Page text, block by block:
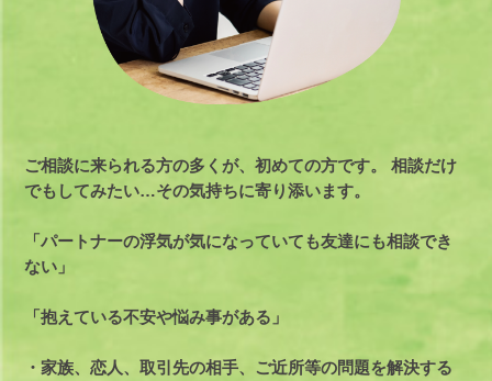
ご相談に来られる方の多くが、初めての方です。
相談だけ
でもしてみたい…その気持ちに寄り添います。
「パートナーの浮気が気になっていても友達にも相談でき
ない」
「抱えている不安や悩み事がある」
・家族、恋人、取引先の相手、ご近所等の問題を解決する